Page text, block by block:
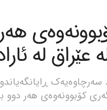
لە
کۆبوونەوەی هەر دوو